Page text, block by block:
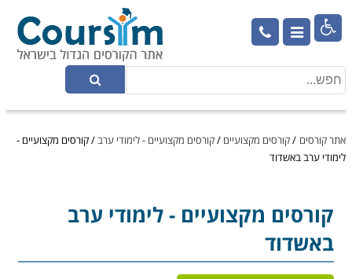

אתר קורסים /קורסים מקצועיים /קורסים מקצועיים - לימודי ערב/קורסים מקצועיים -
לימודי ערב באשדוד
קורסים מקצועיים - לימודי ערב
באשדוד